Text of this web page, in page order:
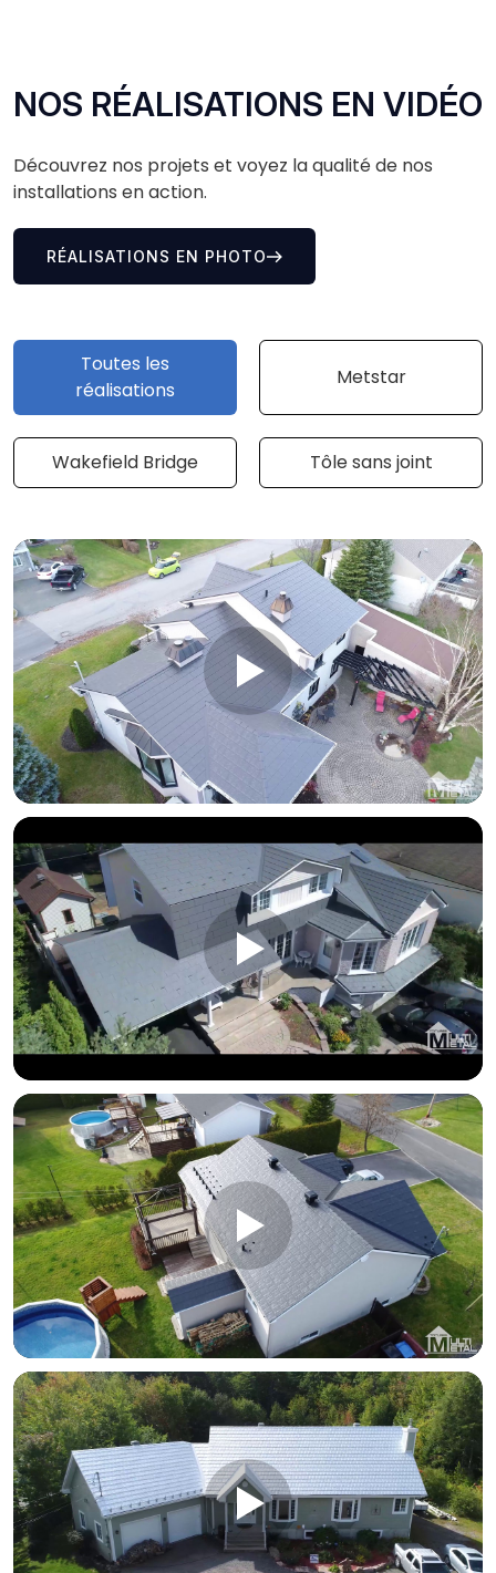
NOS RÉALISATIONS EN VIDÉO
Découvrez nos projets et voyez la qualité de nos
installations en action.
RÉALISATIONS EN PHOTO
Toutes les
réalisations
Metstar
Wakefield Bridge Tôle sans joint